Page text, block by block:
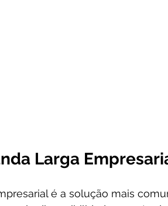
Larga
é a solução mais